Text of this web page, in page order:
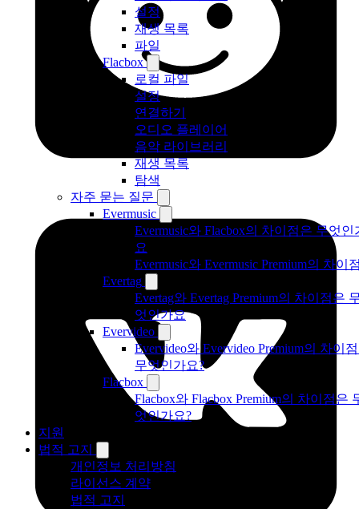
설정
재생 목록
파일
Flacbox
로컬 파일
설정
연결하기
오디오 플레이어
음악 라이브러리
재생 목록
탐색
자주 묻는 질문
Evermusic
Evermusic와 Flacbox의 차이점은 무엇인
요
Evermusic와 Evermusic Premium의 차이
Evertag
Evertag와 Evertag Premium의 차이점은
엇인가요
Evervideo
Evervideo와 Evervideo Premium의 차이
무엇인가요?
Flacbox
Flacbox와 Flacbox Premium의 차이점은
엇인가요?
지원
법적 고지
개인정보 처리방침
라이선스 계약
법적 고지